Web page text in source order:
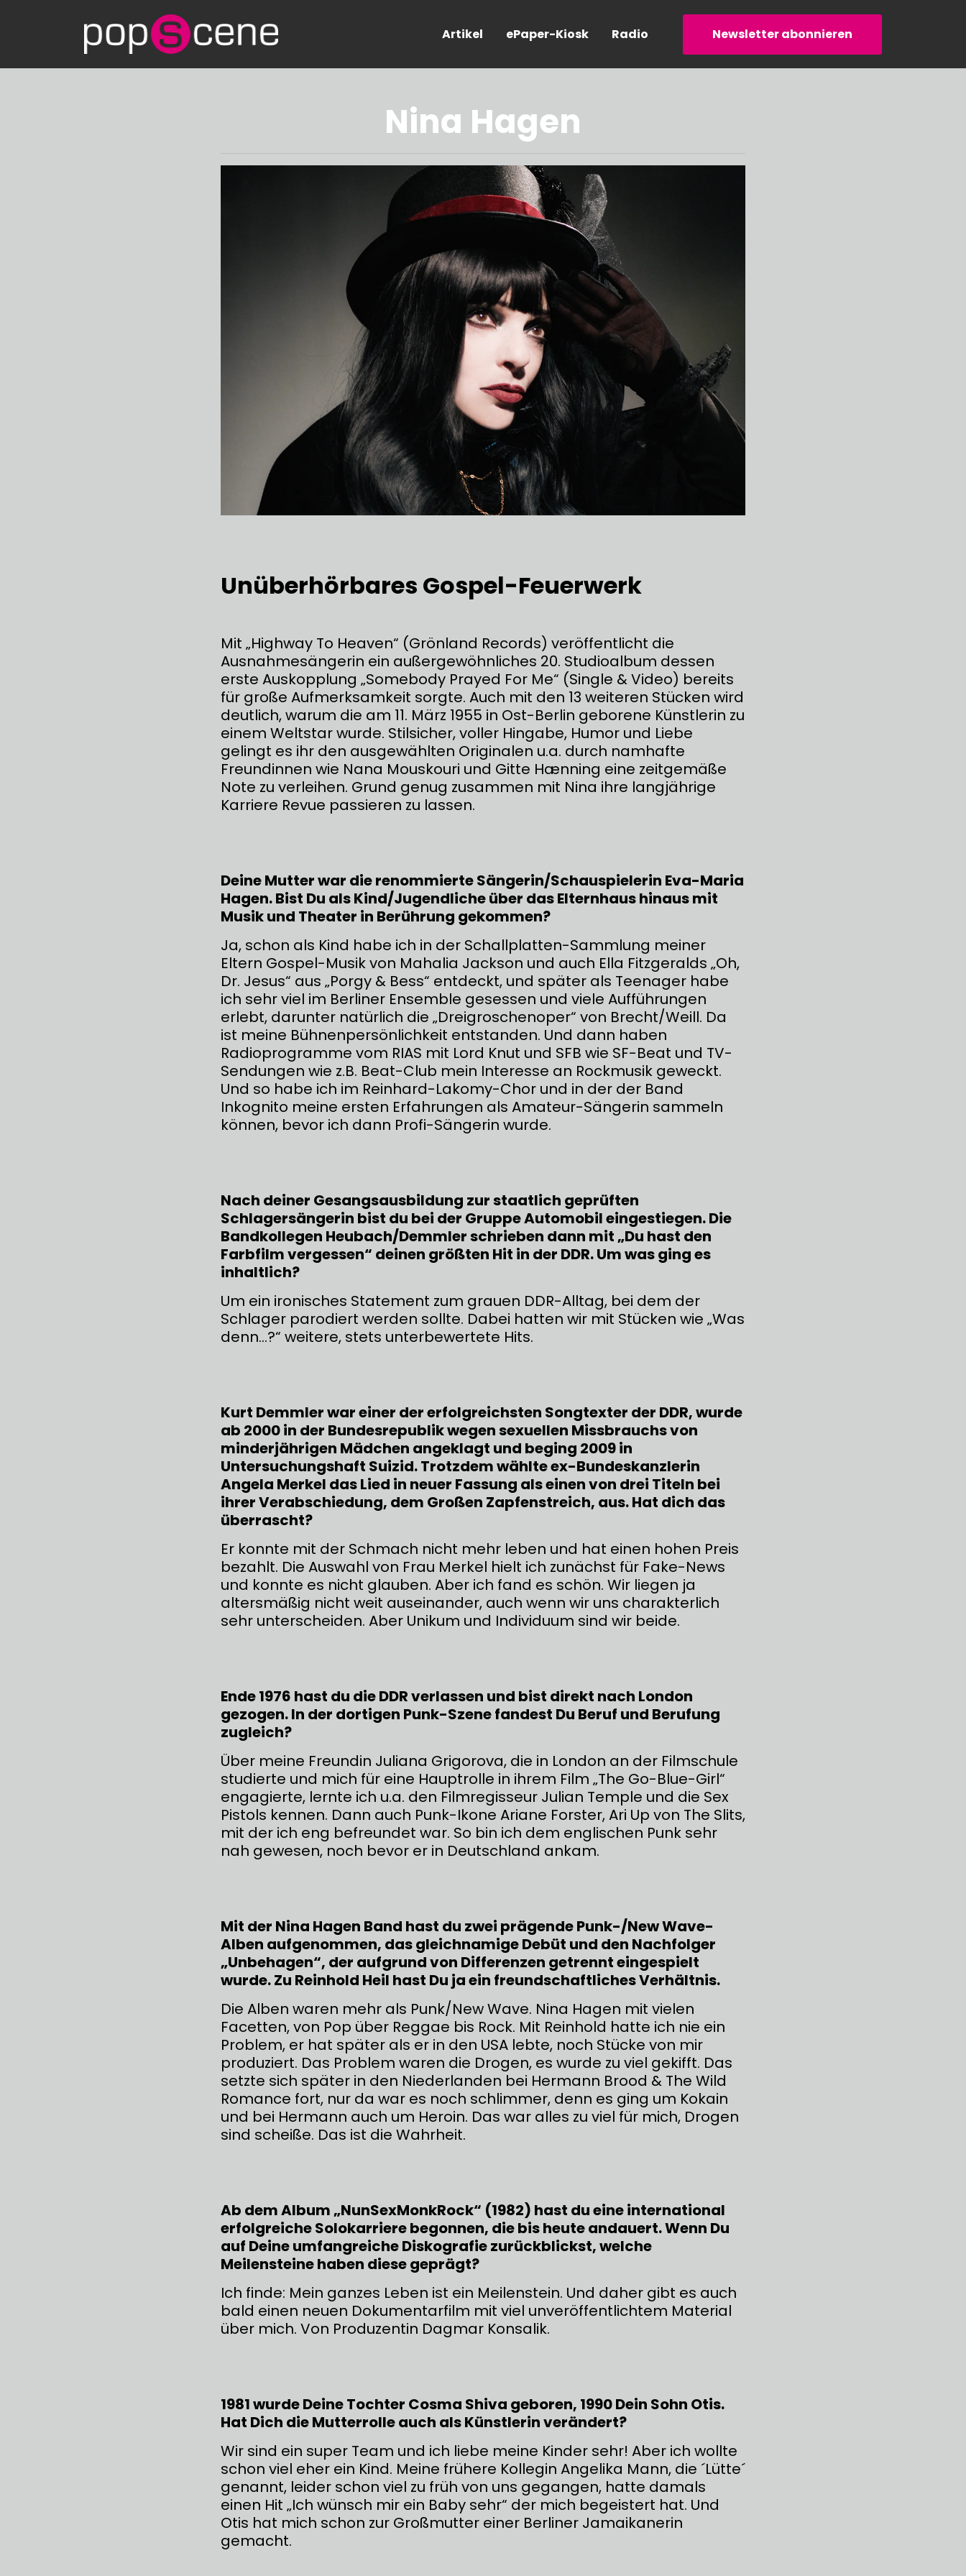
Artikel ePaper-Kiosk Radio Newsletter abonnieren
Nina Hagen
Unüberhörbares Gospel-Feuerwerk
Mit „Highway To Heaven“ (Grönland Records) veröffentlicht die
Ausnahmesängerin ein außergewöhnliches 20. Studioalbum dessen
erste Auskopplung „Somebody Prayed For Me“ (Single & Video) bereits
für große Aufmerksamkeit sorgte. Auch mit den 13 weiteren Stücken wird
deutlich, warum die am 11. März 1955 in Ost-Berlin geborene Künstlerin zu
einem Weltstar wurde. Stilsicher, voller Hingabe, Humor und Liebe
gelingt es ihr den ausgewählten Originalen u.a. durch namhafte
Freundinnen wie Nana Mouskouri und Gitte Hænning eine zeitgemäße
Note zu verleihen. Grund genug zusammen mit Nina ihre langjährige
Karriere Revue passieren zu lassen.
Deine Mutter war die renommierte Sängerin/Schauspielerin Eva-Maria
Hagen. Bist Du als Kind/Jugendliche über das Elternhaus hinaus mit
Musik und Theater in Berührung gekommen?
Ja, schon als Kind habe ich in der Schallplatten-Sammlung meiner
Eltern Gospel-Musik von Mahalia Jackson und auch Ella Fitzgeralds „Oh,
Dr. Jesus“ aus „Porgy & Bess“ entdeckt, und später als Teenager habe
ich sehr viel im Berliner Ensemble gesessen und viele Aufführungen
erlebt, darunter natürlich die „Dreigroschenoper“ von Brecht/Weill. Da
ist meine Bühnenpersönlichkeit entstanden. Und dann haben
Radioprogramme vom RIAS mit Lord Knut und SFB wie SF-Beat und TV-
Sendungen wie z.B. Beat-Club mein Interesse an Rockmusik geweckt.
Und so habe ich im Reinhard-Lakomy-Chor und in der der Band
Inkognito meine ersten Erfahrungen als Amateur-Sängerin sammeln
können, bevor ich dann Profi-Sängerin wurde.
Nach deiner Gesangsausbildung zur staatlich geprüften
Schlagersängerin bist du bei der Gruppe Automobil eingestiegen. Die
Bandkollegen Heubach/Demmler schrieben dann mit „Du hast den
Farbfilm vergessen“ deinen größten Hit in der DDR. Um was ging es
inhaltlich?
Um ein ironisches Statement zum grauen DDR-Alltag, bei dem der
Schlager parodiert werden sollte. Dabei hatten wir mit Stücken wie „Was
denn…?“ weitere, stets unterbewertete Hits.
Kurt Demmler war einer der erfolgreichsten Songtexter der DDR, wurde
ab 2000 in der Bundesrepublik wegen sexuellen Missbrauchs von
minderjährigen Mädchen angeklagt und beging 2009 in
Untersuchungshaft Suizid. Trotzdem wählte ex-Bundeskanzlerin
Angela Merkel das Lied in neuer Fassung als einen von drei Titeln bei
ihrer Verabschiedung, dem Großen Zapfenstreich, aus. Hat dich das
überrascht?
Er konnte mit der Schmach nicht mehr leben und hat einen hohen Preis
bezahlt. Die Auswahl von Frau Merkel hielt ich zunächst für Fake-News
und konnte es nicht glauben. Aber ich fand es schön. Wir liegen ja
altersmäßig nicht weit auseinander, auch wenn wir uns charakterlich
sehr unterscheiden. Aber Unikum und Individuum sind wir beide.
Ende 1976 hast du die DDR verlassen und bist direkt nach London
gezogen. In der dortigen Punk-Szene fandest Du Beruf und Berufung
zugleich?
Über meine Freundin Juliana Grigorova, die in London an der Filmschule
studierte und mich für eine Hauptrolle in ihrem Film „The Go-Blue-Girl“
engagierte, lernte ich u.a. den Filmregisseur Julian Temple und die Sex
Pistols kennen. Dann auch Punk-Ikone Ariane Forster, Ari Up von The Slits,
mit der ich eng befreundet war. So bin ich dem englischen Punk sehr
nah gewesen, noch bevor er in Deutschland ankam.
Mit der Nina Hagen Band hast du zwei prägende Punk-/New Wave-
Alben aufgenommen, das gleichnamige Debüt und den Nachfolger
„Unbehagen“, der aufgrund von Differenzen getrennt eingespielt
wurde. Zu Reinhold Heil hast Du ja ein freundschaftliches Verhältnis.
Die Alben waren mehr als Punk/New Wave. Nina Hagen mit vielen
Facetten, von Pop über Reggae bis Rock. Mit Reinhold hatte ich nie ein
Problem, er hat später als er in den USA lebte, noch Stücke von mir
produziert. Das Problem waren die Drogen, es wurde zu viel gekifft. Das
setzte sich später in den Niederlanden bei Hermann Brood & The Wild
Romance fort, nur da war es noch schlimmer, denn es ging um Kokain
und bei Hermann auch um Heroin. Das war alles zu viel für mich, Drogen
sind scheiße. Das ist die Wahrheit.
Ab dem Album „NunSexMonkRock“ (1982) hast du eine international
erfolgreiche Solokarriere begonnen, die bis heute andauert. Wenn Du
auf Deine umfangreiche Diskografie zurückblickst, welche
Meilensteine haben diese geprägt?
Ich finde: Mein ganzes Leben ist ein Meilenstein. Und daher gibt es auch
bald einen neuen Dokumentarfilm mit viel unveröffentlichtem Material
über mich. Von Produzentin Dagmar Konsalik.
1981 wurde Deine Tochter Cosma Shiva geboren, 1990 Dein Sohn Otis.
Hat Dich die Mutterrolle auch als Künstlerin verändert?
Wir sind ein super Team und ich liebe meine Kinder sehr! Aber ich wollte
schon viel eher ein Kind. Meine frühere Kollegin Angelika Mann, die ´Lütte´
genannt, leider schon viel zu früh von uns gegangen, hatte damals
einen Hit „Ich wünsch mir ein Baby sehr“ der mich begeistert hat. Und
Otis hat mich schon zur Großmutter einer Berliner Jamaikanerin
gemacht.